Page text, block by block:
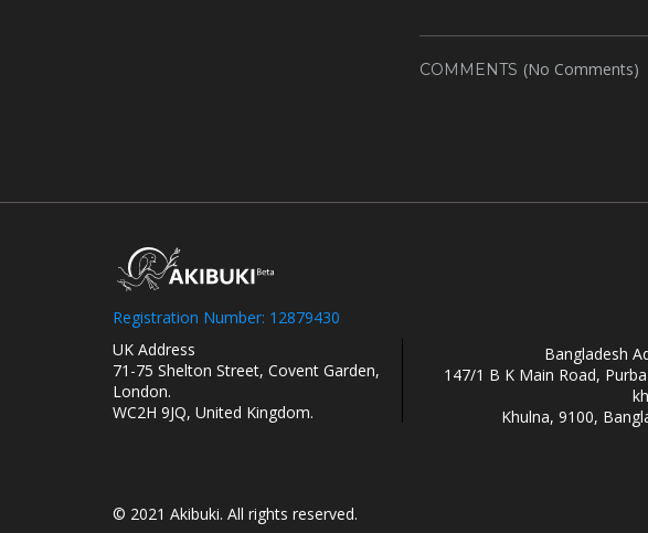
COMMENTS (No Comments)
Registration Number: 12879430
UK Address
71-75 Shelton Street, Covent Garden,
London.
WC2H 9JQ, United Kingdom.
Bangladesh
147/1 B K Main Road,
Khulna, 9100,
© 2021 Akibuki. All rights reserved.